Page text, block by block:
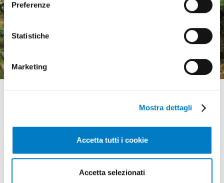
Preferenze
Statistiche
Marketing
Mostra dettagli
Accetta tutti i cookie
Accetta selezionati
Macchine agricole, mercato
in crescita ma pesa
GLI APPUNTAMENTI
della meccanizzazione